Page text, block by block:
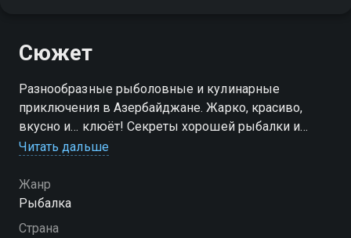
Сюжет
Разнообразные рыболовные и кулинарные
приключения в Азербайджане. Жарко, красиво,
вкусно и… клюёт! Секреты хорошей рыбалки и
вкусных национальных блюд
Читать дальше
Жанр
Рыбалка
Страна